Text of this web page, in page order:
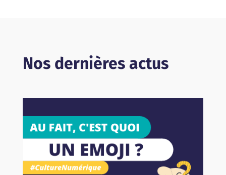
Nos dernières actus